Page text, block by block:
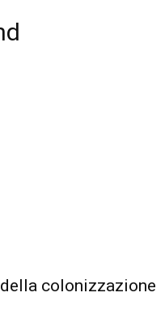
colonizzazione